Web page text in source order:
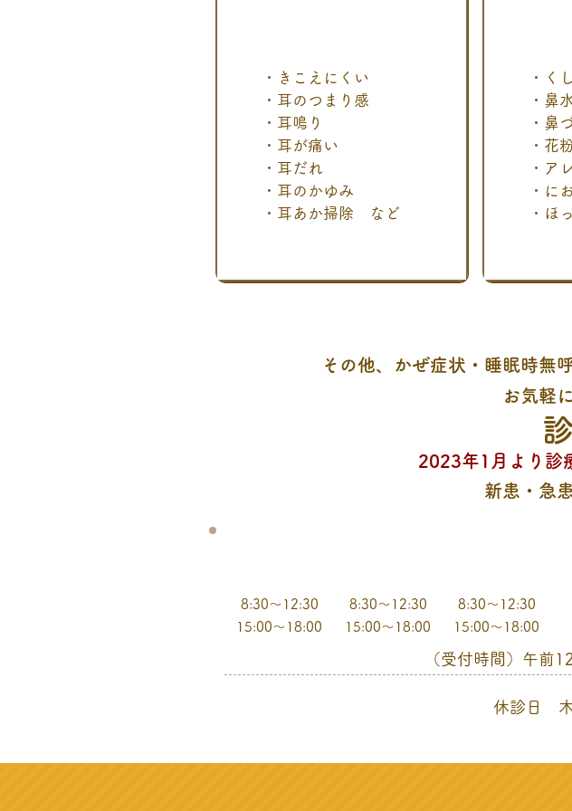
・きこえにくい
・耳のつまり感
・耳鳴り
・耳が痛い
・耳だれ
・耳のかゆみ
・耳あか掃除 など
・く
・鼻水
・鼻
・花
・ア
・に
・ほ
その他、かぜ症状・睡眠時無
お気軽
2023年1月より診
新患・急
8:30～12:30
15:00～18:00
8:30～12:30
15:00～18:00
8:30～12:30
15:00～18:00
（受付時間）午
休診日 木